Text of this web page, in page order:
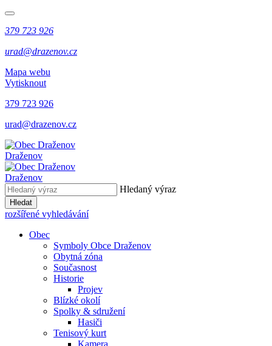
379 723 926
urad@drazenov.cz
Mapa webu
Vytisknout
379 723 926
urad@drazenov.cz
Draženov
Draženov
Hledaný výraz
Hledat
rozšířené vyhledávání
Obec
Symboly Obce Draženov
Obytná zóna
Současnost
Historie
Projev
Blízké okolí
Spolky & sdružení
Hasiči
Tenisový kurt
Kamera